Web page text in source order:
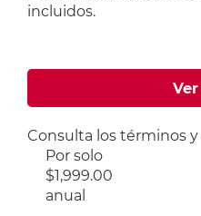
incluidos.
Consulta los términos
Por solo
$1,999.00
anual